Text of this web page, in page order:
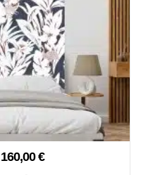
160,00€